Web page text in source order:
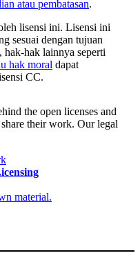
atau pembatasan.
lisensi ini. Lisensi ini
sesuai dengan tujuan
hak-hak lainnya seperti
hak moral dapat
CC.
the open licenses and
their work. Our legal
material.